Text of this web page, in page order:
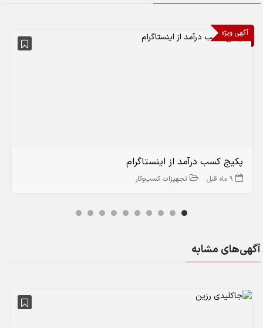
آگهی ویژه
پکیج کسب درآمد از اینستاگرام
9 ماه قبل تجهیزات کسب‌وکار
آگهی‌های مشابه